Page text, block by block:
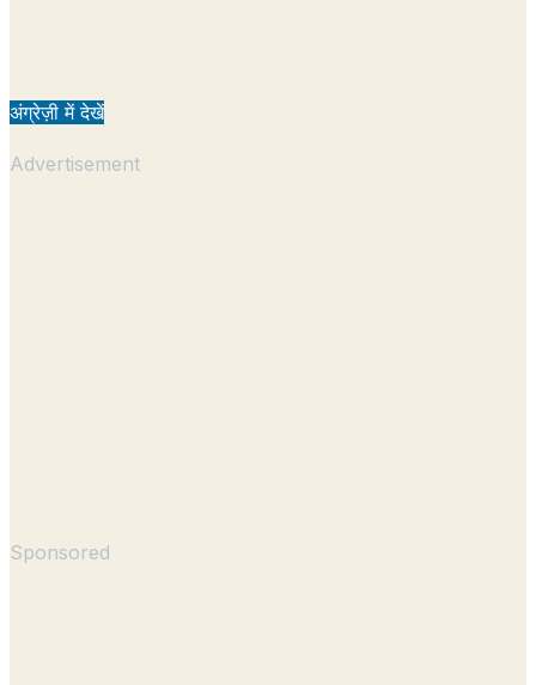
अंग्रेज़ी में देखें
Advertisement
Sponsored